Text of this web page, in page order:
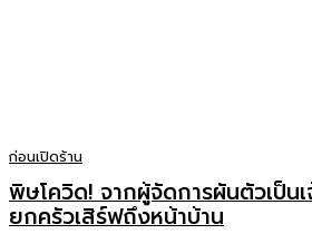
ก่อนเปิดร้าน
พิษโควิด! จากผู้จัดการผันตัวเป็น
ยกครัวเสิร์ฟถึงหน้าบ้าน